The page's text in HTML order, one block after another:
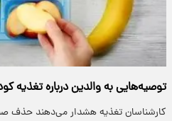
توصیه‌هایی به والدین درباره تغذیه
کارشناسان تغذیه هشدار می‌دهند حذف